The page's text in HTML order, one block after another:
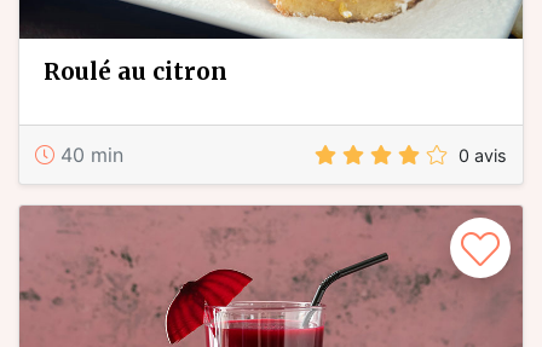
roulé au citron
40 min 0 avis